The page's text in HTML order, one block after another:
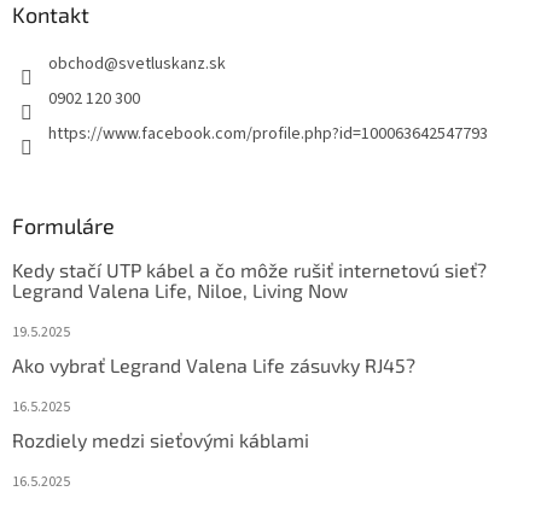
Kontakt
obchod@svetluskanz.sk
0902 120 300
https://www.facebook.com/profile.php?id=100063642547793
Formuláre
Kedy stačí UTP kábel a čo môže rušiť internetovú sieť?
Legrand Valena Life, Niloe, Living Now
19.5.2025
Ako vybrať Legrand Valena Life zásuvky RJ45?
16.5.2025
Rozdiely medzi sieťovými káblami
16.5.2025